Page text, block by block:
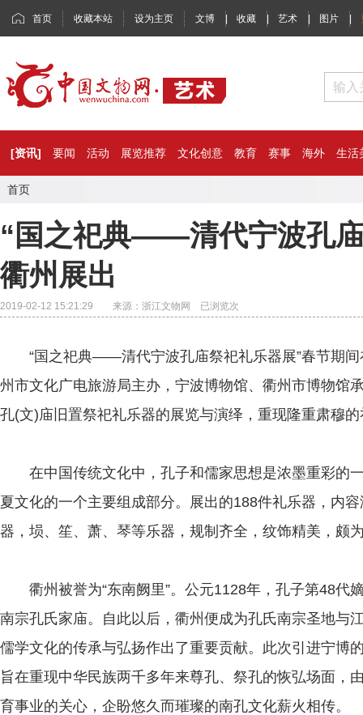
首页 收藏本站 设为主页 文博 | 收藏 | 艺术 | 图片 |
[资讯] 要闻 活动 展览推荐 文化创意 教育 赛事 海外 生活
首页
“国之祀典——清代宁波孔
衢州展出
2019-02-12 15:21:29 来源：浙江文物网 已浏览次
“国之祀典——清代宁波孔庙祭祀礼乐器展”春节期间
州市文化广电旅游局主办，宁波博物馆、衢州市博物馆
孔(文)庙旧置祭祀礼乐器的展览与演绎，重现隆重肃穆
在中国传统文化中，孔子和儒家思想是浓墨重彩的
夏文化的一个主要组成部分。展出的188件礼乐器，内
器，埙、笙、萧、琴等乐器，规制齐全，纹饰精美，颇
衢州被誉为“东南阙里”。公元1128年，孔子第48代
南宗孔氏家庙。自此以后，衢州便成为孔氏南宗圣地与
儒学文化的传承与弘扬作出了重要贡献。此次引进宁博
旨在重现中华民族两千多年来尊孔、祭孔的恢弘场面，
育事业的关心，企盼悠久而璀璨的南孔文化薪火相传。